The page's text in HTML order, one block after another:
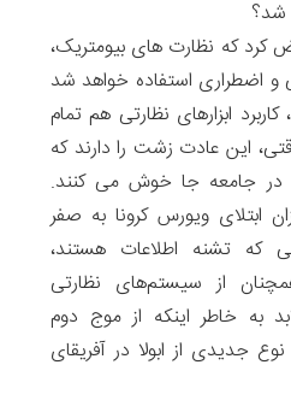
شد؟
کرد که نظارت های بیومتریک،
و اضطراری استفاده خواهد شد
ابزارهای نظارتی هم تمام
این عادت زشت را دارند که
در جامعه جا خوش می کنند.
ابتلای ویورس کرونا به صفر
که تشنه اطلاعات هستند،
از سیستم‌های نظارتی
به خاطر اینکه از موج دوم
جدیدی از ابولا در آفریقای